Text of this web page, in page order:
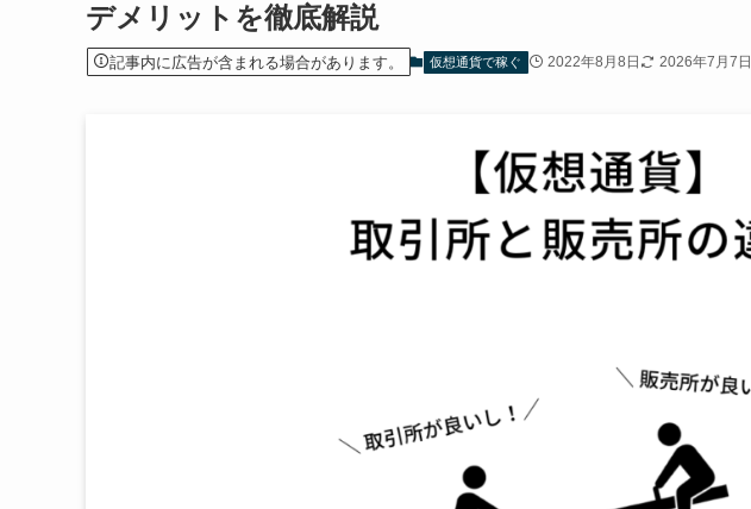
デメリットを徹底解説
記事内に広告が含まれる場合があります。 仮想通貨で稼ぐ 2022年8月8日 2026年7月7日